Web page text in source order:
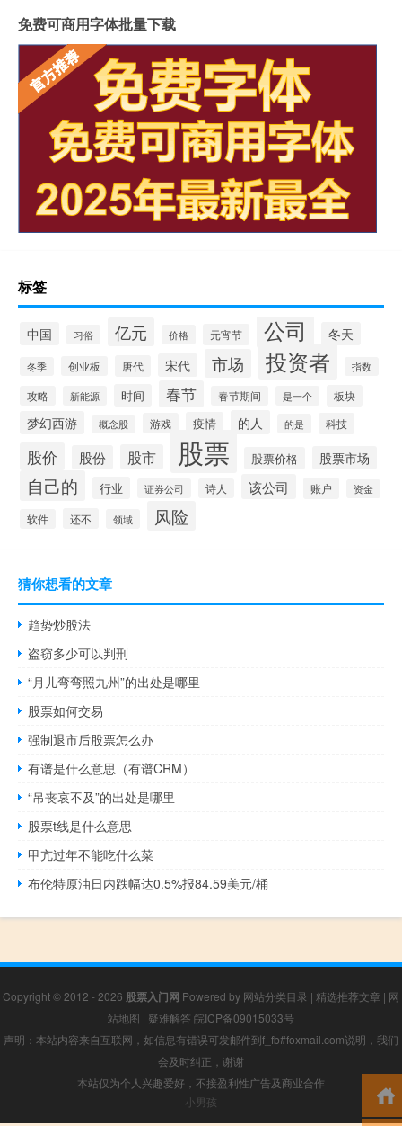
免费可商用字体批量下载
标签
中国 习俗 亿元 价格 元宵节 公司 冬天
冬季 创业板 唐代 宋代 市场 投资者 指数
攻略 新能源 时间 春节 春节期间 是一个 板块
梦幻西游 概念股 游戏 疫情 的人 的是 科技
股价 股份 股市 股票 股票价格 股票市场
自己的 行业 证券公司 诗人 该公司 账户 资金
软件 还不 领域 风险
猜你想看的文章
趋势炒股法
盗窃多少可以判刑
“月儿弯弯照九州”的出处是哪里
股票如何交易
强制退市后股票怎么办
有谱是什么意思（有谱CRM）
“吊丧哀不及”的出处是哪里
股票t线是什么意思
甲亢过年不能吃什么菜
布伦特原油日内跌幅达0.5%报84.59美元/桶
Copyright © 2012 - 2026 股票入门网 Powered by 网站分类目录 | 精选推荐文章 | 网
站地图 | 疑难解答 皖ICP备09015033号
声明：本站内容来自互联网，如信息有错误可发邮件到f_fb#foxmail.com说明，我们
会及时纠正，谢谢
本站仅为个人兴趣爱好，不接盈利性广告及商业合作
小男孩